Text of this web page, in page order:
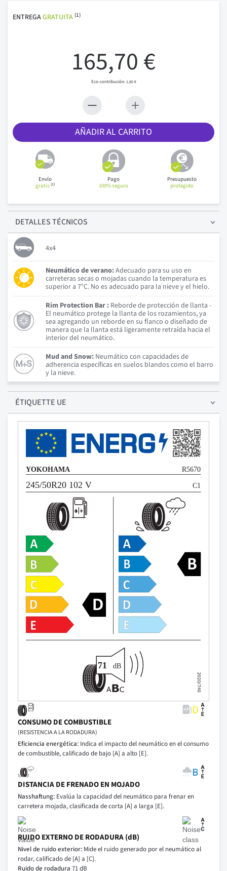
ENTREGAGRATUITA (1)
165,70 €
1,80 €
AÑADIR AL CARRITO
Envío
gratis(1)
Pago
100% seguro
Presupuesto
protegido
DETALLESTÉCNICOS
4x4
Neumático de verano:Adecuado para su uso en
carreteras secas o mojadas cuando la temperatura es
superior a 7°C. No es adecuado para la nieve y el hielo.
Rim Protection Bar : Reborde de protección de llanta -
El neumático protege la llanta de los rozamientos, ya
sea agregando un reborde en su flanco o diseñado de
manera que la llanta está ligeramente retraída hacia el
interior del neumático.
Mud and Snow: Neumático con capacidades de
adherencia específicas en suelos blandos como el barro
y la nieve.
ÉTIQUETTE UE
CONSUMO DE COMBUSTIBLE
(RESISTENCIA A LA RODADURA)
Eficiencia energética: Indica el impacto del neumático en el consumo
de combustible, calificado de bajo [A] a alto [E].
DISTANCIA DE FRENADO EN MOJADO
Nasshaftung: Evalúa la capacidad del neumático para frenar en
carretera mojada, clasificada de corta [A] a larga [E].
RUIDO EXTERNO DE RODADURA (dB)
Nivel de ruido exterior: Mide el ruido generado por el neumático al
rodar, calificado de [A] a [C].
Ruido de rodadura 71 dB